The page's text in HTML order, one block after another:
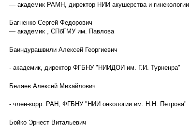
— академик РАМН, директор НИИ акушерства и
Багненко Сергей Федорович
— академик , СПбГМУ им. Павлова
Баиндурашвили Алексей Георгиевич
- академик, директор ФГБНУ "НИИДОИ им. Г.И. Турненра"
Беляев Алексей Михайлович
- член-корр. РАН, ФГБНУ "НИИ онкологии им. Н.Н. Петрова"
Бойко Эрнест Витальевич